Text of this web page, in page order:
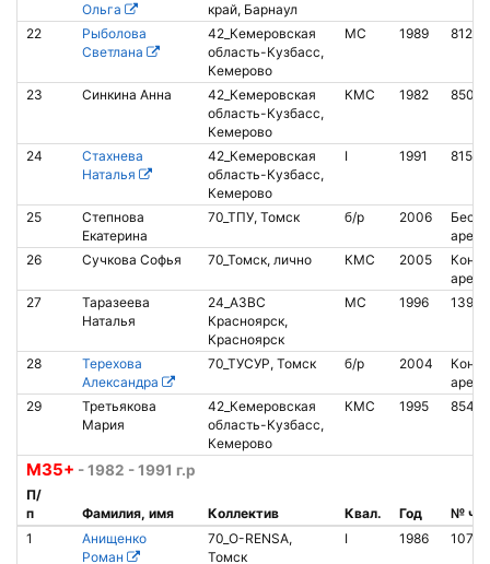
Ольга
край, Барнаул
22
Рыболова
Светлана
42_Кемеровская
область-Кузбасс,
Кемерово
МС 1989
23 Синкина Анна
42_Кемеровская
область-Кузбасс,
Кемерово
КМС 1982
24
Стахнева
Наталья
42_Кемеровская
область-Кузбасс,
Кемерово
I 1991
25
Степнова
Екатерина
70_ТПУ, Томск б/р 2006
26
Сучкова Софья 70_Томск, лично КМС 2005
27
Таразеева
Наталья
24_АЗВС
Красноярск,
Красноярск
МС 1996
28
Терехова
Александра
70_ТУСУР, Томск б/р 2004
29
Третьякова
Мария
42_Кемеровская
область-Кузбасс,
Кемерово
КМС 1995
М35+ - 1982 - 1991 г.р
П/
п
Фамилия, имя Коллектив Квал. Год
№
1
Анищенко
Роман
70_O-RENSA,
Томск
I 1986